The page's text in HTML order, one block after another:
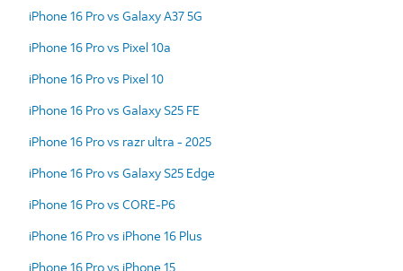
iPhone 16 Pro vs Galaxy A37 5G
iPhone 16 Pro vs Pixel 10a
iPhone 16 Pro vs Pixel 10
iPhone 16 Pro vs Galaxy S25 FE
iPhone 16 Pro vs razr ultra - 2025
iPhone 16 Pro vs Galaxy S25 Edge
iPhone 16 Pro vs CORE-P6
iPhone 16 Pro vs iPhone 16 Plus
iPhone 16 Pro vs iPhone 15